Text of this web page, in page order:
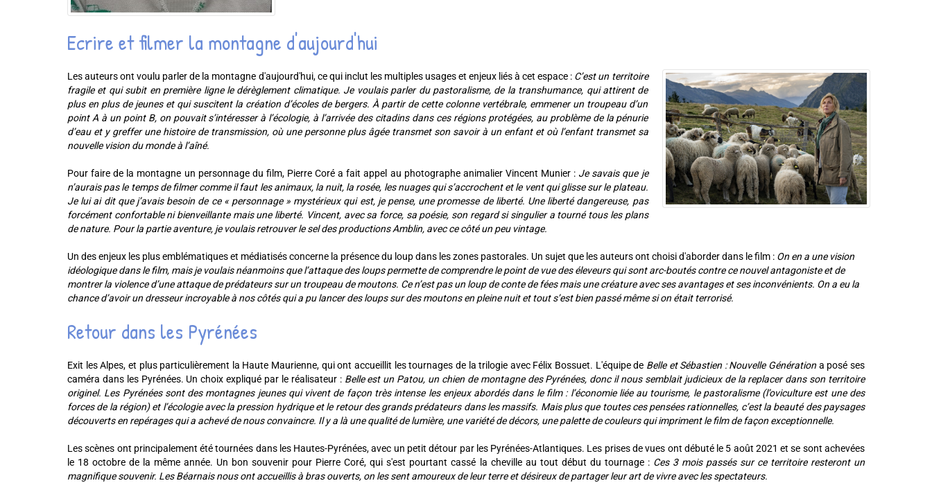
Ecrire et filmer la montagne d'aujourd'hui
Les auteurs ont voulu parler de la montagne d'aujourd'hui, ce qui inclut les multiples usages et enjeux liés à cet espace : C’est un territoire
fragile et qui subit en première ligne le dérèglement climatique. Je voulais parler du pastoralisme, de la transhumance, qui attirent de
plus en plus de jeunes et qui suscitent la création d’écoles de bergers. À partir de cette colonne vertébrale, emmener un troupeau d’un
point A à un point B, on pouvait s’intéresser à l’écologie, à l’arrivée des citadins dans ces régions protégées, au problème de la pénurie
d’eau et y greffer une histoire de transmission, où une personne plus âgée transmet son savoir à un enfant et où l’enfant transmet sa
nouvelle vision du monde à l’aîné.
Pour faire de la montagne un personnage du film, Pierre Coré a fait appel au photographe animalier Vincent Munier : Je savais que je
n’aurais pas le temps de filmer comme il faut les animaux, la nuit, la rosée, les nuages qui s’accrochent et le vent qui glisse sur le plateau.
Je lui ai dit que j’avais besoin de ce « personnage » mystérieux qui est, je pense, une promesse de liberté. Une liberté dangereuse, pas
forcément confortable ni bienveillante mais une liberté. Vincent, avec sa force, sa poésie, son regard si singulier a tourné tous les plans
de nature. Pour la partie aventure, je voulais retrouver le sel des productions Amblin, avec ce côté un peu vintage.
Un des enjeux les plus emblématiques et médiatisés concerne la présence du loup dans les zones pastorales. Un sujet que les auteurs ont choisi d'aborder dans le film : On en a une vision
idéologique dans le film, mais je voulais néanmoins que l’attaque des loups permette de comprendre le point de vue des éleveurs qui sont arc-boutés contre ce nouvel antagoniste et de
montrer la violence d’une attaque de prédateurs sur un troupeau de moutons. Ce n’est pas un loup de conte de fées mais une créature avec ses avantages et ses inconvénients. On a eu la
chance d’avoir un dresseur incroyable à nos côtés qui a pu lancer des loups sur des moutons en pleine nuit et tout s’est bien passé même si on était terrorisé.
Retour dans les Pyrénées
Exit les Alpes, et plus particulièrement la Haute Maurienne, qui ont accueillit les tournages de la trilogie avec Félix Bossuet. L'équipe de Belle et Sébastien : Nouvelle Génération a posé ses
caméra dans les Pyrénées. Un choix expliqué par le réalisateur : Belle est un Patou, un chien de montagne des Pyrénées, donc il nous semblait judicieux de la replacer dans son territoire
originel. Les Pyrénées sont des montagnes jeunes qui vivent de façon très intense les enjeux abordés dans le film : l’économie liée au tourisme, le pastoralisme (l’oviculture est une des
forces de la région) et l’écologie avec la pression hydrique et le retour des grands prédateurs dans les massifs. Mais plus que toutes ces pensées rationnelles, c’est la beauté des paysages
découverts en repérages qui a achevé de nous convaincre. Il y a là une qualité de lumière, une variété de décors, une palette de couleurs qui impriment le film de façon exceptionnelle.
Les scènes ont principalement été tournées dans les Hautes-Pyrénées, avec un petit détour par les Pyrénées-Atlantiques. Les prises de vues ont débuté le 5 août 2021 et se sont achevées
le 18 octobre de la même année. Un bon souvenir pour Pierre Coré, qui s'est pourtant cassé la cheville au tout début du tournage : Ces 3 mois passés sur ce territoire resteront un
magnifique souvenir. Les Béarnais nous ont accueillis à bras ouverts, on les sent amoureux de leur terre et désireux de partager leur art de vivre avec les spectateurs.